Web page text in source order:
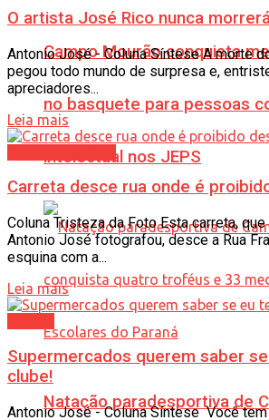
Campo Mourão conquista
no basquete para pessoas
intelectual nos JEPS
Natação paradesportiva de
O artista José Rico nunca
Antonio José - Coluna Síntese A morte
pegou todo mundo de surpresa e,
apreciadores...
Leia mais
Carreta desce rua onde é
Coluna Tristeza da Foto Esta carreta,
Antonio José fotografou, desce a Rua
esquina com a...
Leia mais
Supermercados querem saber
clube!
Antonio José - Coluna Síntese Você